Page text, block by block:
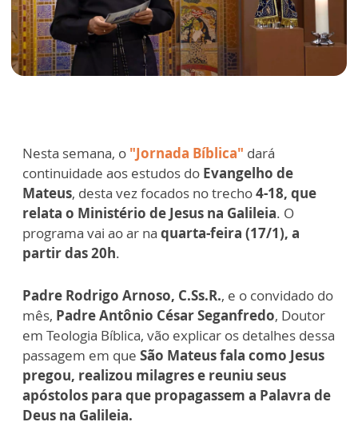
Nesta semana, o "Jornada Bíblica" dará
continuidade aos estudos do Evangelho de
Mateus, desta vez focados no trecho4-18, que
relata o Ministério de Jesus na Galileia. O
programa vai ao ar na quarta-feira (17/1), a
partir das 20h.
Padre Rodrigo Arnoso, C.Ss.R., e o convidado do
mês, Padre Antônio César Seganfredo, Doutor
em Teologia Bíblica, vão explicar os detalhes dessa
passagem em que São Mateus fala como Jesus
pregou, realizou milagres e reuniu seus
apóstolos para que propagassem a Palavra de
Deus na Galileia.